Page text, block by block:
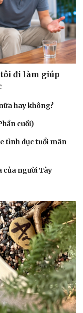
đi làm giúp
hay không?
cuối)
tình dục tuổi mãn
của người Tày